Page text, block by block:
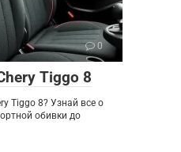
0
Tiggo 8
Tiggo 8? Узнай все о
обивки до